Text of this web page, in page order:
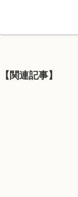
【関連記事】